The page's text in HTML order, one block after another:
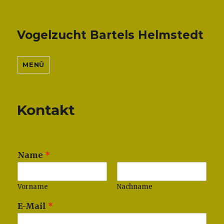
Vogelzucht Bartels Helmstedt
MENÜ
Kontakt
Name *
Vorname Nachname
E-Mail *